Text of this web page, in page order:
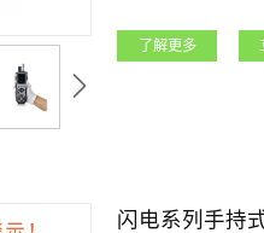
借其超强的功能和
了解更多
闪电系列手持